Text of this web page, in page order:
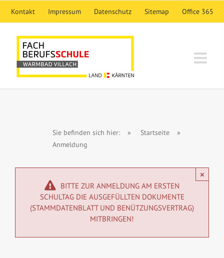
Kontakt Impressum Datenschutz Sitemap Office 365
Sie befinden sich hier: » Startseite
»
Anmeldung
×
BITTE ZUR ANMELDUNG AM ERSTEN
SCHULTAG DIE AUSGEFÜLLTEN DOKUMENTE
(STAMMDATENBLATT UND BENÜTZUNGSVERTRAG)
MITBRINGEN!